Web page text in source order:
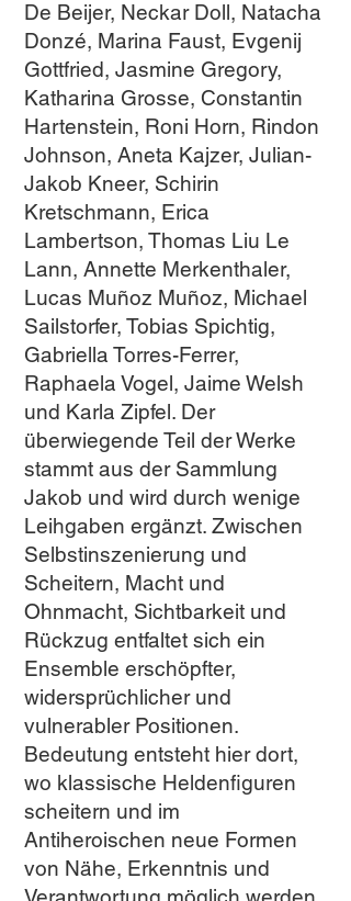
De Beijer, Neckar Doll, Natacha
Donzé, Marina Faust, Evgenij
Gottfried, Jasmine Gregory,
Katharina Grosse, Constantin
Hartenstein, Roni Horn, Rindon
Johnson, Aneta Kajzer, Julian-
Jakob Kneer, Schirin
Kretschmann, Erica
Lambertson, Thomas Liu Le
Lann, Annette Merkenthaler,
Lucas Muñoz Muñoz, Michael
Sailstorfer, Tobias Spichtig,
Gabriella Torres-Ferrer,
Raphaela Vogel, Jaime Welsh
und Karla Zipfel. Der
überwiegende Teil der Werke
stammt aus der Sammlung
Jakob und wird durch wenige
Leihgaben ergänzt. Zwischen
Selbstinszenierung und
Scheitern, Macht und
Ohnmacht, Sichtbarkeit und
Rückzug entfaltet sich ein
Ensemble erschöpfter,
widersprüchlicher und
vulnerabler Positionen.
Bedeutung entsteht hier dort,
wo klassische Heldenfiguren
scheitern und im
Antiheroischen neue Formen
von Nähe, Erkenntnis und